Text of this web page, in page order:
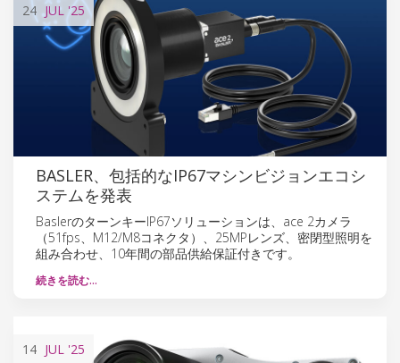
24 JUL '25
BASLER、包括的なIP67マシンビジョンエコシ
ステムを発表
BaslerのターンキーIP67ソリューションは、ace 2カメラ
（51fps、M12/M8コネクタ）、25MPレンズ、密閉型照明を
組み合わせ、10年間の部品供給保証付きです。
続きを読む…
14 JUL '25